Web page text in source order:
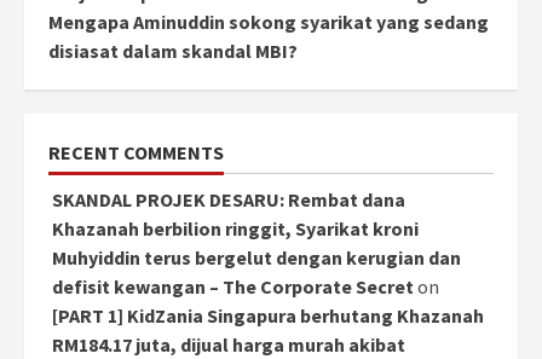
Mengapa Aminuddin sokong syarikat yang sedang
disiasat dalam skandal MBI?
RECENT COMMENTS
SKANDAL PROJEK DESARU: Rembat dana
Khazanah berbilion ringgit, Syarikat kroni
Muhyiddin terus bergelut dengan kerugian dan
defisit kewangan – The Corporate Secreton
[PART 1] KidZania Singapura berhutang Khazanah
RM184.17 juta, dijual harga murah akibat